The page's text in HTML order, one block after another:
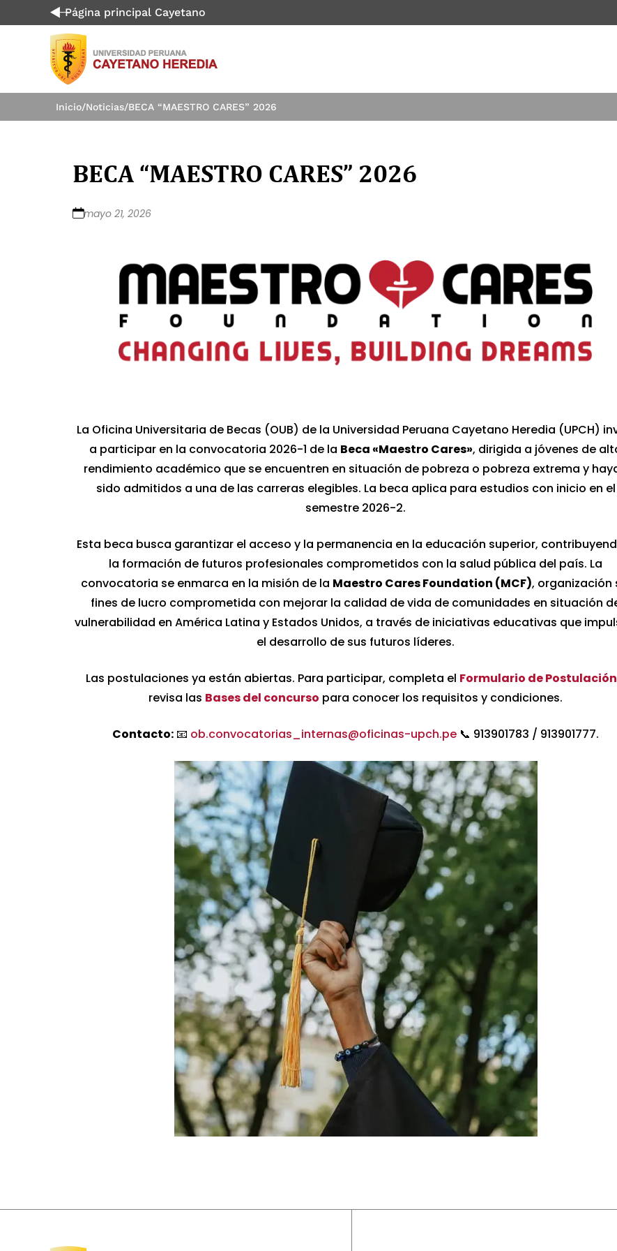
Página principal Cayetano
Inicio/Noticias/BECA “MAESTRO CARES” 2026
BECA “MAESTRO CARES” 2026
mayo 21, 2026
La Oficina Universitaria de Becas (OUB) de la Universidad Peruana Cayetano Heredia (UPCH)
a participar en la convocatoria 2026-1 de la Beca «Maestro Cares», dirigida a jóvenes de
rendimiento académico que se encuentren en situación de pobreza o pobreza extrema y
sido admitidos a una de las carreras elegibles. La beca aplica para estudios con inicio en el
semestre 2026-2.
Esta beca busca garantizar el acceso y la permanencia en la educación superior,
la formación de futuros profesionales comprometidos con la salud pública del país. La
convocatoria se enmarca en la misión de la Maestro Cares Foundation (MCF), organización
fines de lucro comprometida con mejorar la calidad de vida de comunidades en situación
vulnerabilidad en América Latina y Estados Unidos, a través de iniciativas educativas que
el desarrollo de sus futuros líderes.
Las postulaciones ya están abiertas. Para participar, completa el Formulario de Postulación
revisa las Bases del concurso para conocer los requisitos y condiciones.
Contacto: 📧 ob.convocatorias_internas@oficinas-upch.pe 📞 913901783 / 913901777.